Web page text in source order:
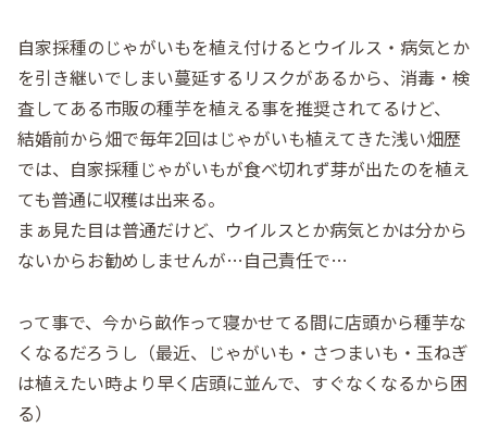
自家採種のじゃがいもを植え付けるとウイルス・病気とか
を引き継いでしまい蔓延するリスクがあるから、消毒・検
査してある市販の種芋を植える事を推奨されてるけど、
結婚前から畑で毎年2回はじゃがいも植えてきた浅い畑歴
では、自家採種じゃがいもが食べ切れず芽が出たのを植え
ても普通に収穫は出来る。
まぁ見た目は普通だけど、ウイルスとか病気とかは分から
ないからお勧めしませんが…自己責任で…
って事で、今から畝作って寝かせてる間に店頭から種芋な
くなるだろうし（最近、じゃがいも・さつまいも・玉ねぎ
は植えたい時より早く店頭に並んで、すぐなくなるから困
る）